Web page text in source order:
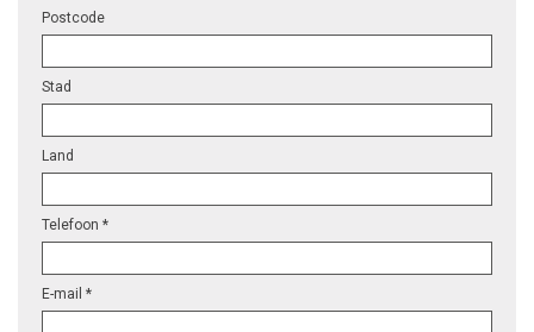
Postcode
Stad
Land
Telefoon *
E-mail *